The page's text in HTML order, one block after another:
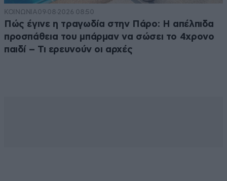
ΚΟΙΝΩΝΙΑ09·08·2026 08:50
Πώς έγινε η τραγωδία στην Πάρο: Η απέλπιδα
προσπάθεια του μπάρμαν να σώσει το 4χρονο
παιδί – Τι ερευνούν οι αρχές